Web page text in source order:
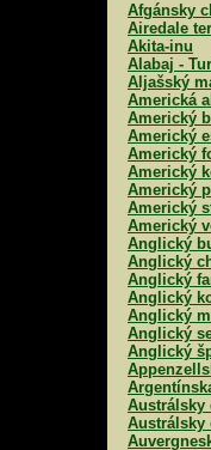
Afgánsky
Airedale
Akita-inu
Alabaj -
Aljašský
Americká
Americký
Americký
Americký
Americký
Americký
Americký
Americký
Anglický
Anglický
Anglický
Anglický
Anglický
Anglický
Anglický
Austrálsky
Austrálsky